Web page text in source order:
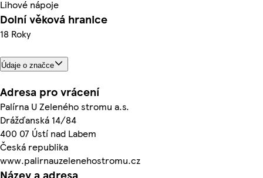
Lihové nápoje
Dolní věková hranice
18 Roky
Údaje o značce
Adresa pro vrácení
Palírna U Zeleného stromu a.s.
Drážďanská 14/84
400 07 Ústí nad Labem
Česká republika
www.palirnauzelenehostromu.cz
Název a adresa